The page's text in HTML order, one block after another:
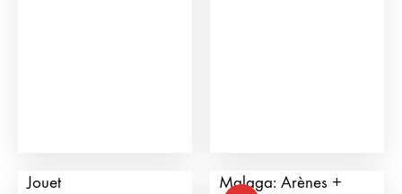
Jouet
Malaga: Arènes +